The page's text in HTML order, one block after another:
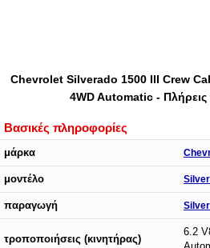
Chevrolet Silverado 1500 III Crew
4WD Automatic -
Βασικές πληροφορίες
μάρκα
μοντέλο
παραγωγή
τροποποιήσεις (κινητήρας)
6.2